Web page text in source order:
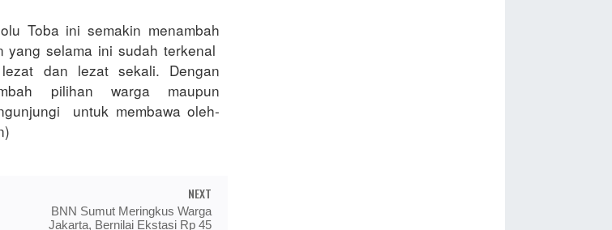
Toba ini semakin menambah
yang selama ini sudah terkenal
dan lezat sekali. Dengan
pilihan warga maupun
untuk membawa oleh-
NEXT
BNN Sumut Meringkus Warga
Jakarta, Bernilai Ekstasi Rp 45